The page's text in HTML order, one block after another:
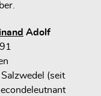
Adolf
(seit